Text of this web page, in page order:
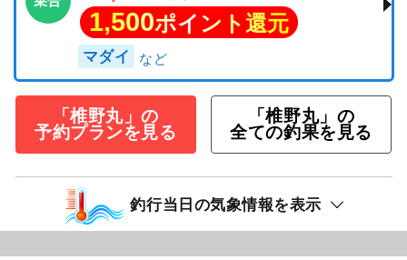
1,500ポイント還元
マダイ
「椎野丸」の
予約プランを見る
「椎野丸」の
全ての釣果を見る
釣行当日の気象情報を表示